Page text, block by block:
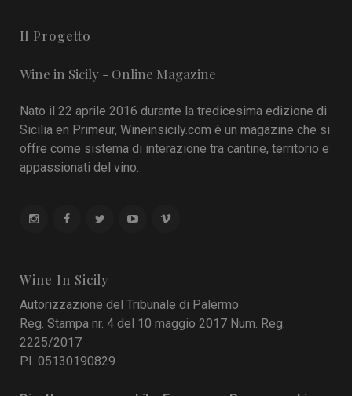
Il Progetto
Wine in Sicily - Online Magazine
Nato il 22 aprile 2016 durante la tredicesima edizione di
Sicilia en Primeur, Wineinsicily.com è un magazine che si
offre come sistema di interazione tra cantine, territorio e
appassionati del vino.
Wine In Sicily
Autorizzazione del Tribunale di Palermo
Reg. Stampa nr. 4 del 10 maggio 2017 Num. Reg.
2225/2017
P.I. 05130190829